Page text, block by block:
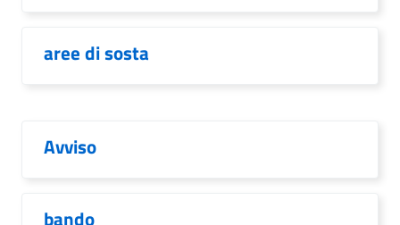
aree di sosta
Avviso
bando